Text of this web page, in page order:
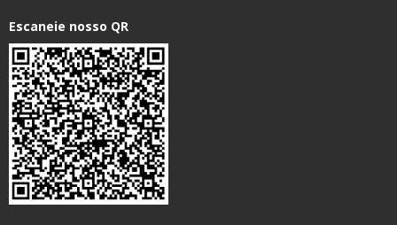
Escaneie nosso QR